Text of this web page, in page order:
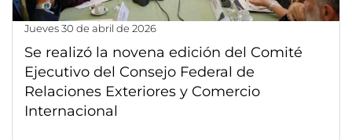
jueves 30 de abril de 2026
Se realizó la novena edición del Comité
Ejecutivo del Consejo Federal de
Relaciones Exteriores y Comercio
Internacional